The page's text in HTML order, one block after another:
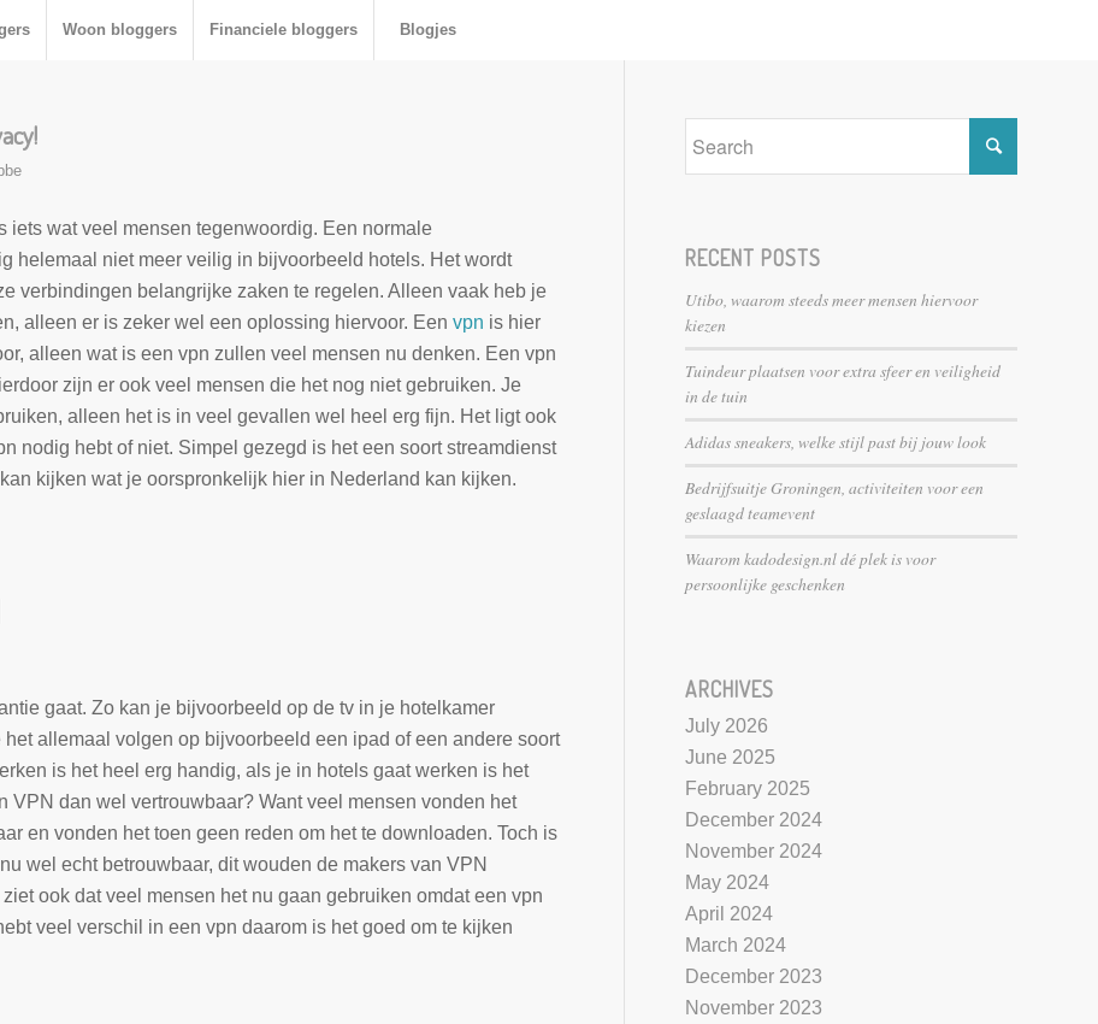
Woon bloggers Financiele bloggers Blogjes
iets wat veel mensen tegenwoordig. Een normale
helemaal niet meer veilig in bijvoorbeeld hotels. Het wordt
verbindingen belangrijke zaken te regelen. Alleen vaak heb je
alleen er is zeker wel een oplossing hiervoor. Een vpn is hier
alleen wat is een vpn zullen veel mensen nu denken. Een vpn
zijn er ook veel mensen die het nog niet gebruiken. Je
alleen het is in veel gevallen wel heel erg fijn. Het ligt ook
nodig hebt of niet. Simpel gezegd is het een soort streamdienst
kijken wat je oorspronkelijk hier in Nederland kan kijken.
gaat. Zo kan je bijvoorbeeld op de tv in je hotelkamer
allemaal volgen op bijvoorbeeld een ipad of een andere soort
is het heel erg handig, als je in hotels gaat werken is het
VPN dan wel vertrouwbaar? Want veel mensen vonden het
en vonden het toen geen reden om het te downloaden. Toch is
wel echt betrouwbaar, dit wouden de makers van VPN
ook dat veel mensen het nu gaan gebruiken omdat een vpn
veel verschil in een vpn daarom is het goed om te kijken
RECENT POSTS
Utibo, waarom steeds meer mensen hiervoor
kiezen
Tuindeur plaatsen voor extra sfeer en veiligheid
in de tuin
Adidas sneakers, welke stijl past bij jouw look
Bedrijfsuitje Groningen, activiteiten voor een
geslaagd teamevent
Waarom kadodesign.nl dé plek is voor
persoonlijke geschenken
ARCHIVES
July 2026
June 2025
February 2025
December 2024
November 2024
May 2024
April 2024
March 2024
December 2023
November 2023